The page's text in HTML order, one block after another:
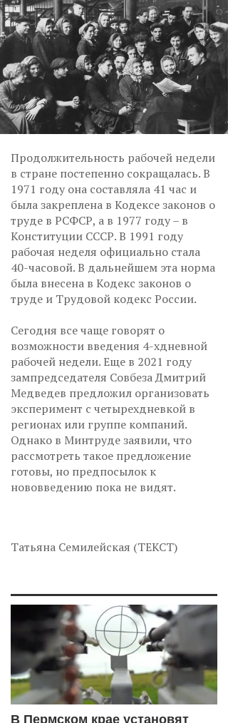
Продолжительность рабочей недели
в стране постепенно сокращалась. В
1971 году она составляла 41 час и
была закреплена в Кодексе законов о
труде в РСФСР, а в 1977 году – в
Конституции СССР. В 1991 году
рабочая неделя официально стала
40-часовой. В дальнейшем эта норма
была внесена в Кодекс законов о
труде и Трудовой кодекс России.
Сегодня все чаще говорят о
возможности введения 4-хдневной
рабочей недели. Еще в 2021 году
зампредседателя Совбеза Дмитрий
Медведев предложил организовать
эксперимент с четырехдневкой в
регионах или группе компаний.
Однако в Минтруде заявили, что
рассмотреть такое предложение
готовы, но предпосылок к
нововведению пока не видят.
Татьяна Семилейская (ТЕКСТ)
В Пермском крае установят